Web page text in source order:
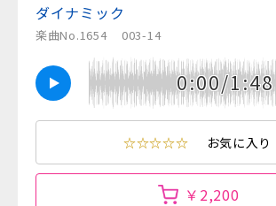
ダイナミック
楽曲No.1654 003-14
0:00/1:48
☆☆☆☆☆ お気に入り
￥2,200